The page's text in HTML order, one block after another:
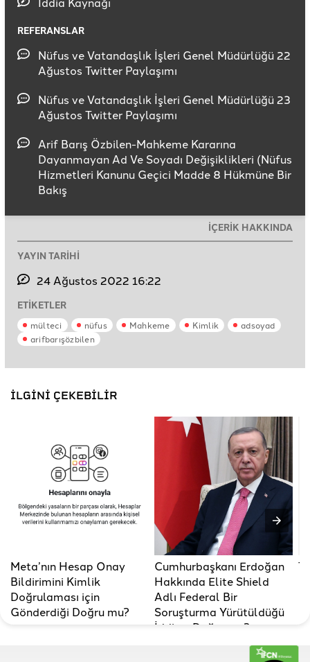
REFERANSLAR
Nüfus ve Vatandaşlık İşleri Genel Müdürlüğü 22
Ağustos Twitter Paylaşımı
Nüfus ve Vatandaşlık İşleri Genel Müdürlüğü 23
Ağustos Twitter Paylaşımı
Arif Barış Özbilen-Mahkeme Kararına
Dayanmayan Ad Ve Soyadı Değişiklikleri (Nüfus
Hizmetleri Kanunu Geçici Madde 8 Hükmüne Bir
Bakış
İÇERİK HAKKINDA
YAYIN TARİHİ
24 Ağustos 2022 16:22
ETİKETLER
mülteci nüfus Mahkeme Kimlik
adsoyad
arifbarışözbilen
İLGİNİ ÇEKEBİLİR
Meta’nın Hesap Onay
Bildirimini Kimlik
Doğrulaması için
Gönderdiği Doğru mu?
Cumhurbaşkanı Erdoğan
Hakkında Elite Shield
Adlı Federal Bir
Soruşturma Yürütüldüğü
İddiası Doğru mu?